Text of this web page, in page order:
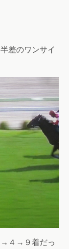
差のワンサイ
→４→９着だっ